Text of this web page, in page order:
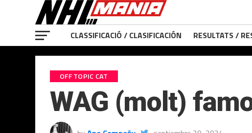
CLASSIFICACIÓ / CLASIFICACIÓN RESULTATS /
OFF TOPIC CAT
WAG (molt)